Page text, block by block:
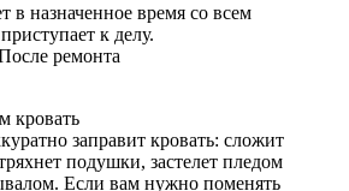
в назначенное время со всем
к делу.
ремонта
кровать
заправит кровать: сложит
подушки, застелет пледом
Если вам нужно поменять